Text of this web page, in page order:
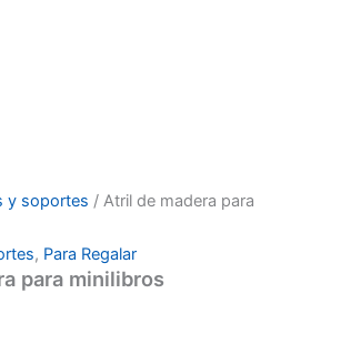
y soportes / Atril de madera para
, Para Regalar
para minilibros